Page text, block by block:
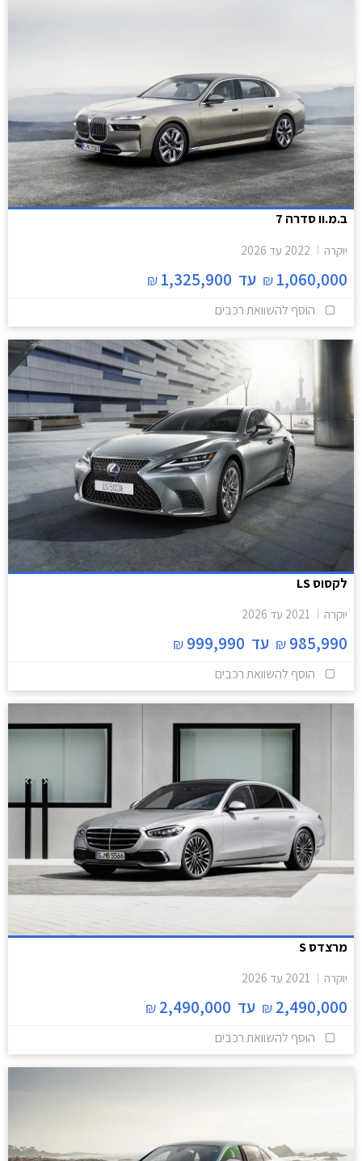
ב.מ.וו סדרה 7
יוקרה 2022 עד 2026
1,060,000
₪ עד 1,325,900
₪
הוסף להשוואת רכבים
לקסוס LS
יוקרה 2021 עד 2026
985,990
₪ עד 999,990
₪
הוסף להשוואת רכבים
מרצדס S
יוקרה 2021 עד 2026
2,490,000
₪ עד 2,490,000
₪
הוסף להשוואת רכבים